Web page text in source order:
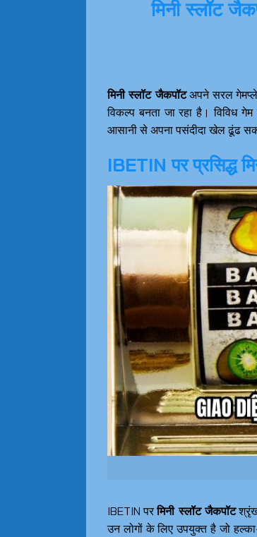
मिनी स्लॉट
मिनी स्लॉट जैकपॉटअपने सरल
विकल्प बनता जा रहा है। विविध
आसानी से अपना पसंदीदा खेल ढूंढ
IBETIN पर प्रसिद्ध
IBETIN परमिनी स्लॉट जैकपॉट
उन लोगों के लिए उपयुक्त है जो